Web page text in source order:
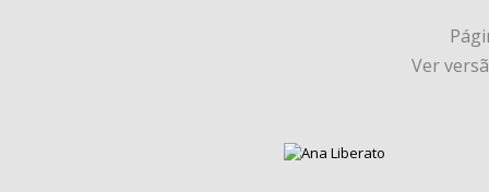
Ver